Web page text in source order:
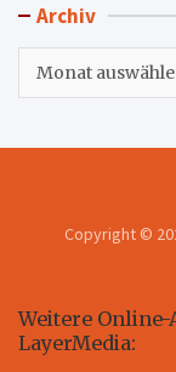
Archiv
Copyright ©
Weitere Online-
LayerMedia: